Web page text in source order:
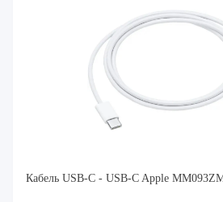
Кабель USB-C - USB-C Apple